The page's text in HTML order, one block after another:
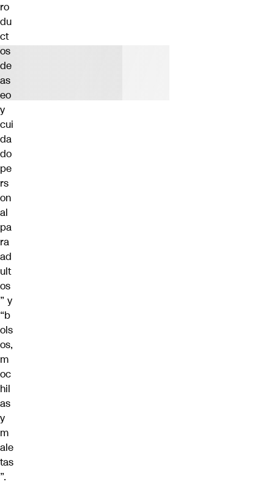
ro
du
ct
os
de
as
eo
y
cui
da
do
pe
rs
on
al
pa
ra
ad
ult
os
” y
“b
ols
os,
m
oc
hil
as
y
m
ale
tas
”.